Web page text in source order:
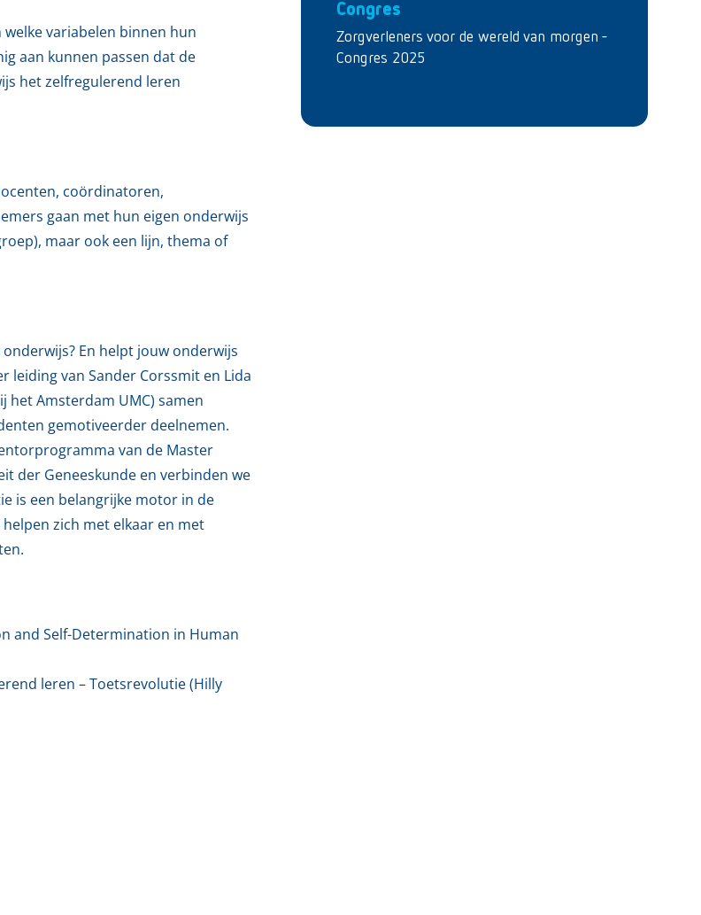
Congres
Zorgverleners voor de wereld van morgen -
Congres 2025
variabelen binnen hun
aan kunnen passen dat de
het zelfregulerend leren
coördinatoren,
gaan met hun eigen onderwijs
maar ook een lijn, thema of
En helpt jouw onderwijs
leiding van Sander Corssmit en Lida
het Amsterdam UMC) samen
gemotiveerder deelnemen.
van de Master
der Geneeskunde en verbinden we
is een belangrijke motor in de
zich met elkaar en met
and Self-Determination in Human
leren – Toetsrevolutie (Hilly